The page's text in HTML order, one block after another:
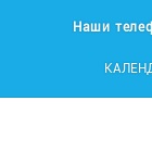
Наши